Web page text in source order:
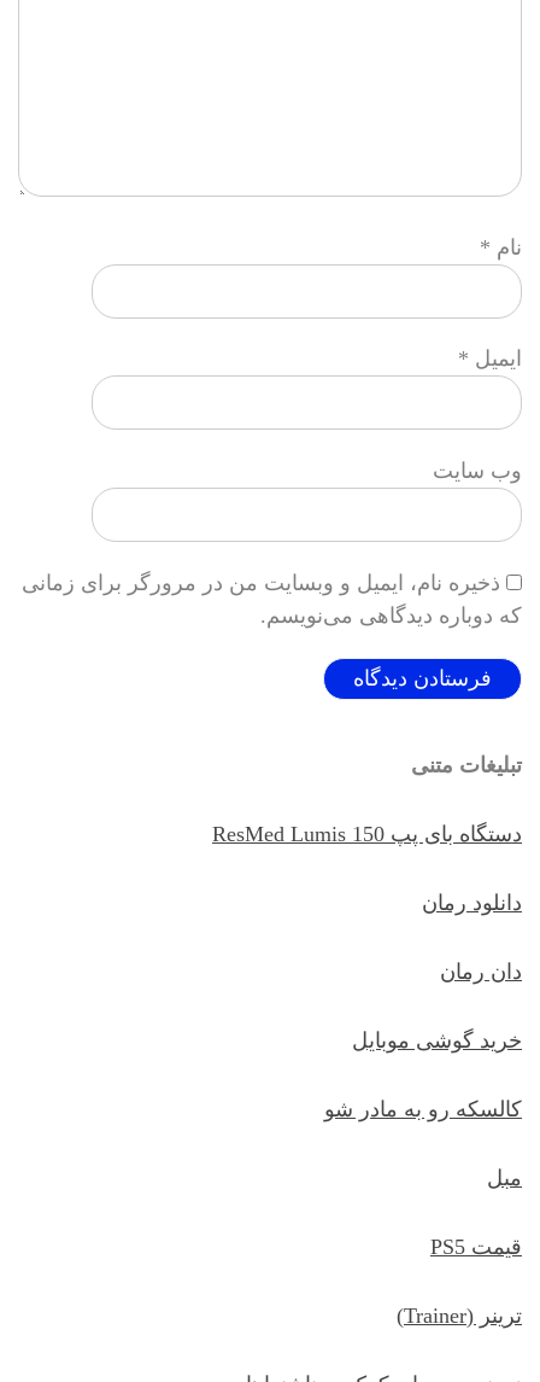
نام *
ایمیل *
وب‌ سایت
ذخیره نام، ایمیل و وبسایت من در مرورگر برای زمانی
که دوباره دیدگاهی می‌نویسم.
تبلیغات متنی
دستگاه بای پپ ResMed Lumis 150
دانلود رمان
دان رمان
خرید گوشی موبایل
کالسکه رو به مادر شو
مبل
قیمت PS5
ترينر (Trainer)